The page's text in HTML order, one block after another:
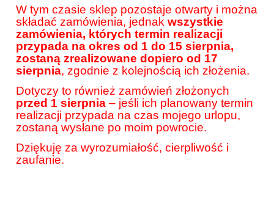
W tym czasie sklep pozostaje otwarty i można
składać zamówienia, jednak wszystkie
zamówienia, których termin realizacji
przypada na okres od 1 do 15 sierpnia,
zostaną zrealizowane dopiero od 17
sierpnia, zgodnie z kolejnością ich złożenia.
Dotyczy to również zamówień złożonych
przed 1 sierpnia – jeśli ich planowany termin
realizacji przypada na czas mojego urlopu,
zostaną wysłane po moim powrocie.
Dziękuję za wyrozumiałość, cierpliwość i
zaufanie.